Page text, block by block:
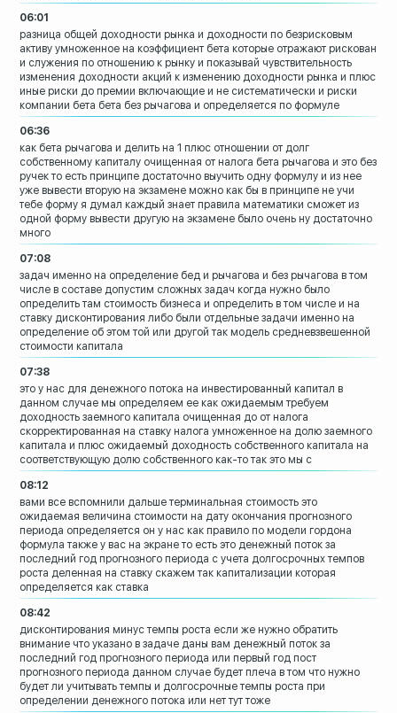
06:01
разница общей доходности рынка и доходности по безрисковым
активу умноженное на коэффициент бета которые отражают рискован
и служения по отношению к рынку и показывай чувствительность
изменения доходности акций к изменению доходности рынка и плюс
иные риски до премии включающие и не систематически и риски
компании бета бета без рычагова и определяется по формуле
06:36
как бета рычагова и делить на 1 плюс отношении от долг
собственному капиталу очищенная от налога бета рычагова и это без
ручек то есть принципе достаточно выучить одну формулу и из нее
уже вывести вторую на экзамене можно как бы в принципе не учи
тебе форму я думал каждый знает правила математики сможет из
одной форму вывести другую на экзамене было очень ну достаточно
много
07:08
задач именно на определение бед и рычагова и без рычагова в том
числе в составе допустим сложных задач когда нужно было
определить там стоимость бизнеса и определить в том числе и на
ставку дисконтирования либо были отдельные задачи именно на
определение об этом той или другой так модель средневзвешенной
стоимости капитала
07:38
это у нас для денежного потока на инвестированный капитал в
данном случае мы определяем ее как ожидаемым требуем
доходность заемного капитала очищенная до от налога
скорректированная на ставку налога умноженное на долю заемного
капитала и плюс ожидаемый доходность собственного капитала на
соответствующую долю собственного как-то так это мы с
08:12
вами все вспомнили дальше терминальная стоимость это
ожидаемая величина стоимости на дату окончания прогнозного
периода определяется он у нас как правило по модели гордона
формула также у вас на экране то есть это денежный поток за
последний год прогнозного периода с учета долгосрочных темпов
роста деленная на ставку скажем так капитализации которая
определяется как ставка
08:42
дисконтирования минус темпы роста если же нужно обратить
внимание что указано в задаче даны вам денежный поток за
последний год прогнозного периода или первый год пост
прогнозного периода данном случае будет плеча в том что нужно
будет ли учитывать темпы и долгосрочные темпы роста при
определении денежного потока или нет тут тоже